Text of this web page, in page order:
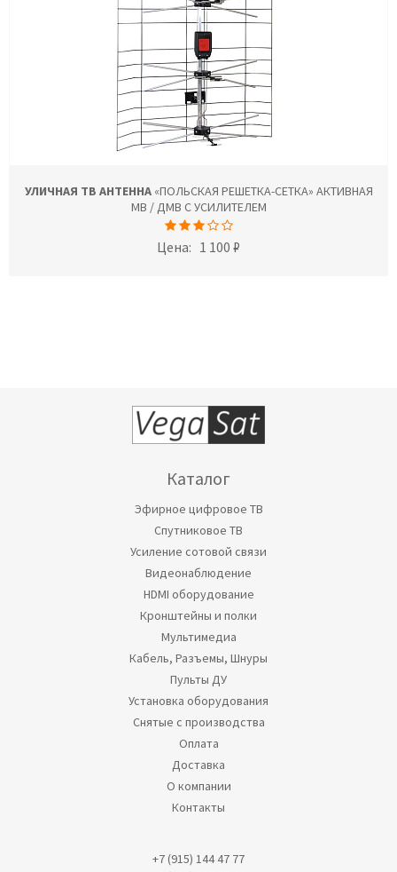
УЛИЧНАЯ ТВ АНТЕННА«ПОЛЬСКАЯ РЕШЕТКА-СЕТКА» АКТИВНАЯ
МВ / ДМВ С УСИЛИТЕЛЕМ
Цена: 1 100 ₽
Каталог
Эфирное цифровое ТВ
Спутниковое ТВ
Усиление сотовой связи
Видеонаблюдение
HDMI оборудование
Кронштейны и полки
Мультимедиа
Кабель, Разъемы, Шнуры
Пульты ДУ
Установка оборудования
Снятые с производства
Оплата
Доставка
О компании
Контакты
+7 (915) 144 47 77